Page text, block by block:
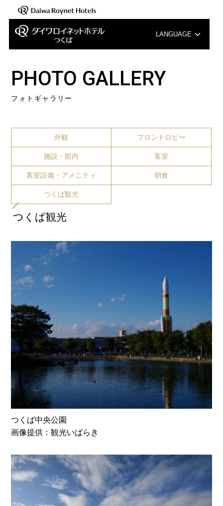
LANGUAGE
中文（簡体字）
PHOTO GALLERY
フォトギャラリー
外観 フロントロビー
施設・館内 客室
客室設備・アメニティ 朝食
つくば観光
つくば観光
つくば中央公園
画像提供：観光いばらき